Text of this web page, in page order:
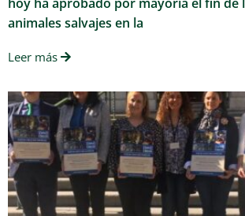
animales salvajes en la
Leer más